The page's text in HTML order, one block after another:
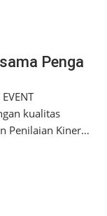
Penga
EVENT
kualitas
Penilaian Kiner…